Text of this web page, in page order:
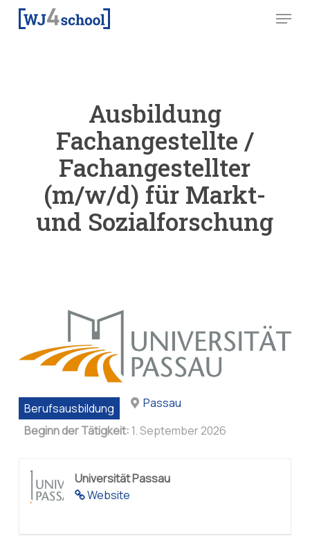
Skip
Menu
Ausbildung
Fachangestellte /
Fachangestellter
(m/w/d) für Markt-
und Sozialforschung
Berufsausbildung
Passau
Beginn der Tätigkeit: 1. September 2026
Website
Universität Passau